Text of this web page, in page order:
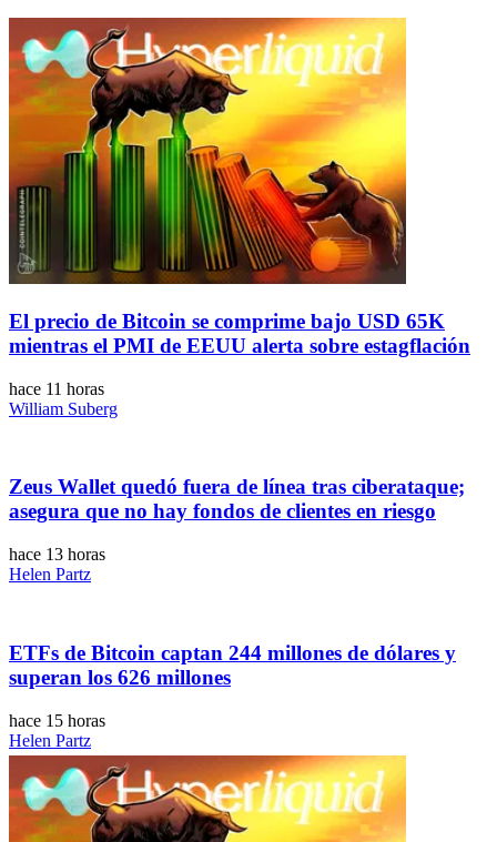
El precio de Bitcoin se comprime bajo USD 65K
mientras el PMI de EEUU alerta sobre estagflación
hace 11 horas
William Suberg
Zeus Wallet quedó fuera de línea tras ciberataque;
asegura que no hay fondos de clientes en riesgo
hace 13 horas
Helen Partz
ETFs de Bitcoin captan 244 millones de dólares y
superan los 626 millones
hace 15 horas
Helen Partz